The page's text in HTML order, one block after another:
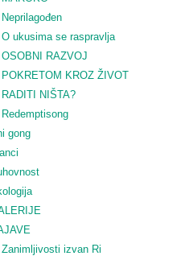
Neprilagođen
O ukusima se raspravlja
OSOBNI RAZVOJ
POKRETOM KROZ ŽIVOT
RADITI NIŠTA?
Redemptisong
gong
Zanimljivosti izvan Ri